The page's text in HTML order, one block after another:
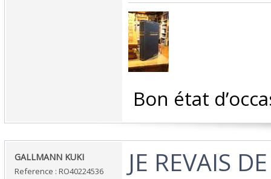
Bon état
‎GALLMANN KUKI‎
Reference : RO40224536
‎JE REVAIS